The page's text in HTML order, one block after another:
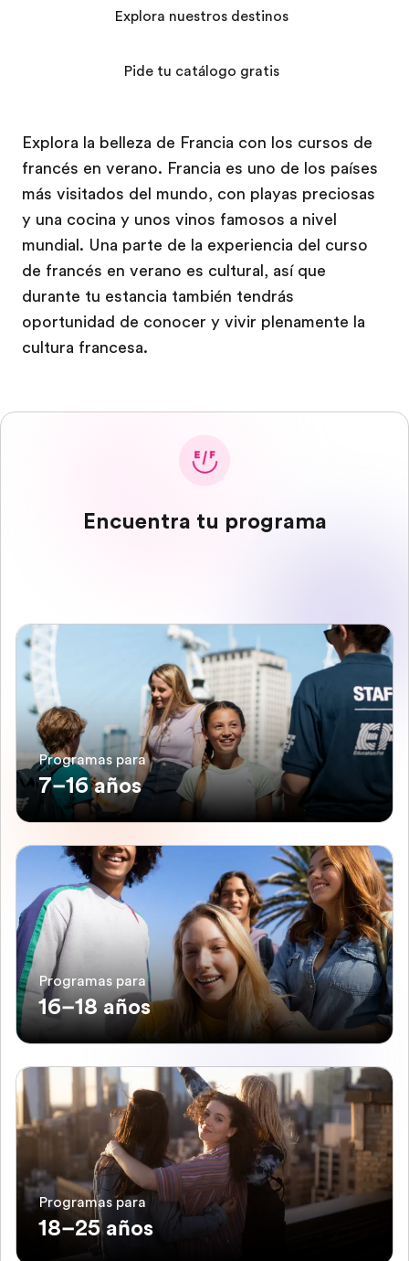
Explora la belleza de Francia con los cursos de
francés en verano. Francia es uno de los países
más visitados del mundo, con playas preciosas
y una cocina y unos vinos famosos a nivel
mundial. Una parte de la experiencia del curso
de francés en verano es cultural, así que
durante tu estancia también tendrás
oportunidad de conocer y vivir plenamente la
cultura francesa.
Explora nuestros destinos
Pide tu catálogo gratis
Encuentra tu programa
Programas para
7–16 años
Programas para
16–18 años
Programas para
18–25 años